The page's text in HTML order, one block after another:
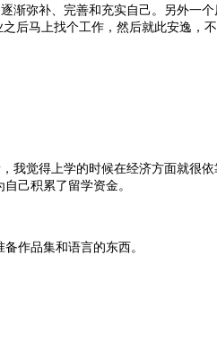
渐弥补、完善和充实自己。另外一
后马上找个工作，然后就此安逸，
我觉得上学的时候在经济方面就很
己积累了留学资金。
作品集和语言的东西。